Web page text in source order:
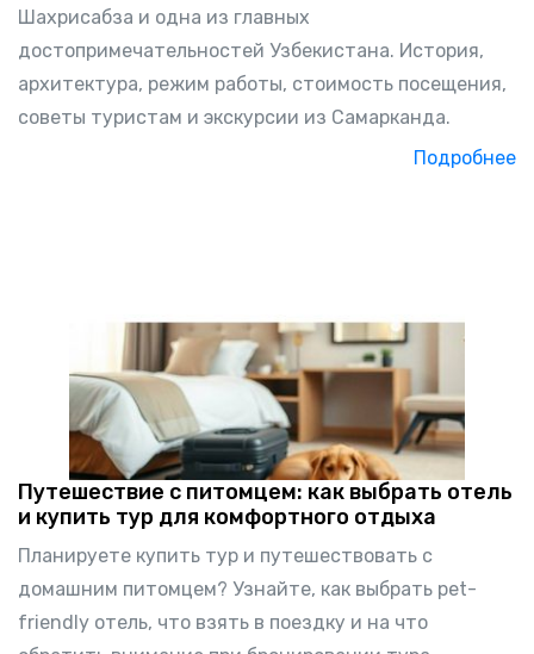
Шахрисабза и одна из главных
достопримечательностей Узбекистана. История,
архитектура, режим работы, стоимость посещения,
советы туристам и экскурсии из Самарканда.
Подробнее
Путешествие с питомцем: как выбрать отель
и купить тур для комфортного отдыха
Планируете купить тур и путешествовать с
домашним питомцем? Узнайте, как выбрать pet-
friendly отель, что взять в поездку и на что